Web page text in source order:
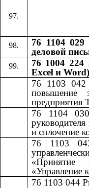
76 1104 029
деловой
76 1004 224
Excel и
76 1103 042
повышение
предприятия
76 1104 030
и сплочение
76 1103
«Принятие
«Управление
76 1103 044 ​​